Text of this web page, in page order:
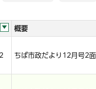
概要
ちば市政だより12月号2面